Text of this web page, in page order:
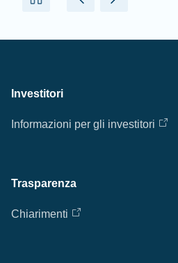
Investitori
Informazioni per gli investitori
Trasparenza
Chiarimenti